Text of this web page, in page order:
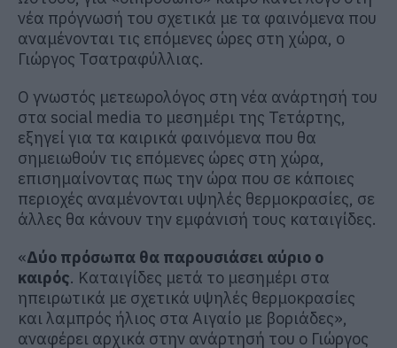
νέα πρόγνωσή του σχετικά με τα φαινόμενα που
αναμένονται τις επόμενες ώρες στη χώρα, ο
Γιώργος Τσατραφύλλιας.
Ο γνωστός μετεωρολόγος στη νέα ανάρτησή του
στα social media το μεσημέρι της Τετάρτης,
εξηγεί για τα καιρικά φαινόμενα που θα
σημειωθούν τις επόμενες ώρες στη χώρα,
επισημαίνοντας πως την ώρα που σε κάποιες
περιοχές αναμένονται υψηλές θερμοκρασίες, σε
άλλες θα κάνουν την εμφάνισή τους καταιγίδες.
«Δύο πρόσωπα θα παρουσιάσει αύριο ο
καιρός. Καταιγίδες μετά το μεσημέρι στα
ηπειρωτικά με σχετικά υψηλές θερμοκρασίες
και λαμπρός ήλιος στα Αιγαίο με βοριάδες»,
αναφέρει αρχικά στην ανάρτησή του ο Γιώργος